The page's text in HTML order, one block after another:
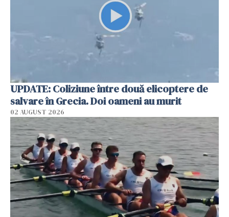
UPDATE: Coliziune între două elicoptere de
salvare în Grecia. Doi oameni au murit
02 AUGUST 2026